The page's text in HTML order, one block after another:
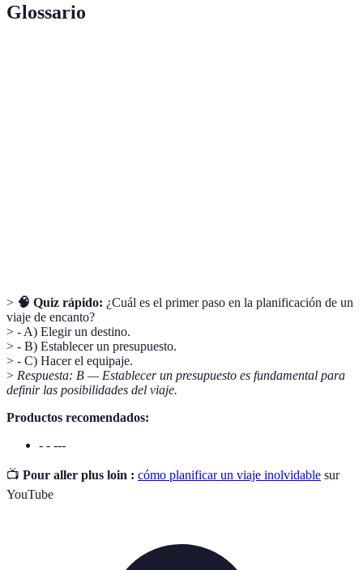
Glossario
> 🧠 Quiz rápido: ¿Cuál es el primer paso en la planificación de un
viaje de encanto?
> - A) Elegir un destino.
> - B) Establecer un presupuesto.
> - C) Hacer el equipaje.
> Respuesta: B — Establecer un presupuesto es fundamental para
definir las posibilidades del viaje.
Productos recomendados:
- - ---
📺 Pour aller plus loin : cómo planificar un viaje inolvidable sur
YouTube